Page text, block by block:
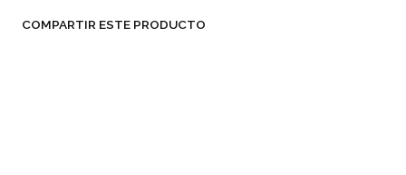
COMPARTIR ESTE PRODUCTO